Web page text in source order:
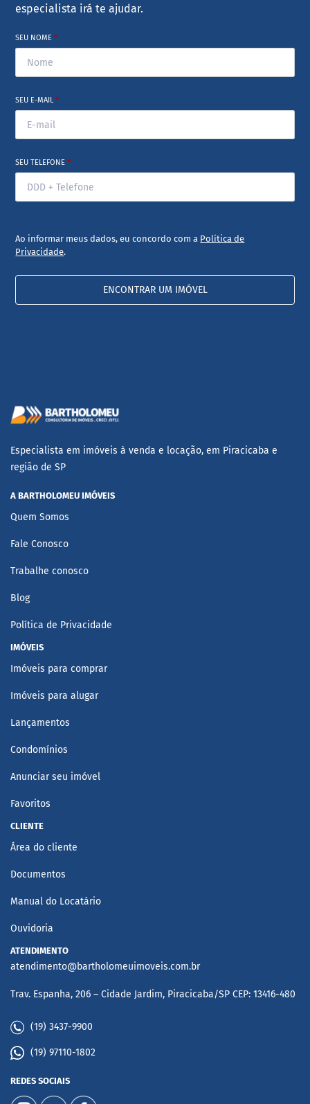
especialista irá te ajudar.
SEU NOME*
SEU E-MAIL*
SEU TELEFONE*
Ao informar meus dados, eu concordo com a Política de
Privacidade.
ENCONTRAR UM IMÓVEL
Especialista em imóveis à venda e locação, em Piracicaba e
região de SP
A BARTHOLOMEU IMÓVEIS
Quem Somos
Fale Conosco
Trabalhe conosco
Blog
Política de Privacidade
IMÓVEIS
Imóveis para comprar
Imóveis para alugar
Lançamentos
Condomínios
Anunciar seu imóvel
Favoritos
CLIENTE
Área do cliente
Documentos
Manual do Locatário
Ouvidoria
ATENDIMENTO
atendimento@bartholomeuimoveis.com.br
Trav. Espanha, 206 – Cidade Jardim, Piracicaba/SP CEP: 13416-480
(19) 3437-9900
(19) 97110-1802
REDES SOCIAIS